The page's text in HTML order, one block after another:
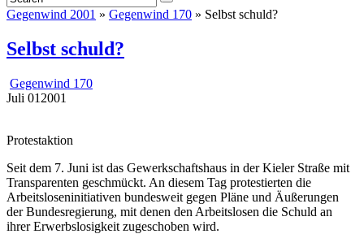
Gegenwind 2001 » Gegenwind 170 » Selbst schuld?
Selbst schuld?
Gegenwind 170
Juli 01 2001
Protestaktion
Seit dem 7. Juni ist das Gewerkschaftshaus in der Kieler Straße mit
Transparenten geschmückt. An diesem Tag protestierten die
Arbeitsloseninitiativen bundesweit gegen Pläne und Äußerungen
der Bundesregierung, mit denen den Arbeitslosen die Schuld an
ihrer Erwerbslosigkeit zugeschoben wird.